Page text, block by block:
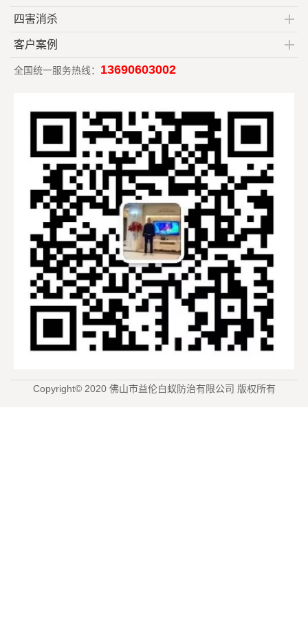
四害消杀
客户案例
全国统一服务热线： 13690603002
Copyright© 2020 佛山市益伦白蚁防治有限公司 版权所有